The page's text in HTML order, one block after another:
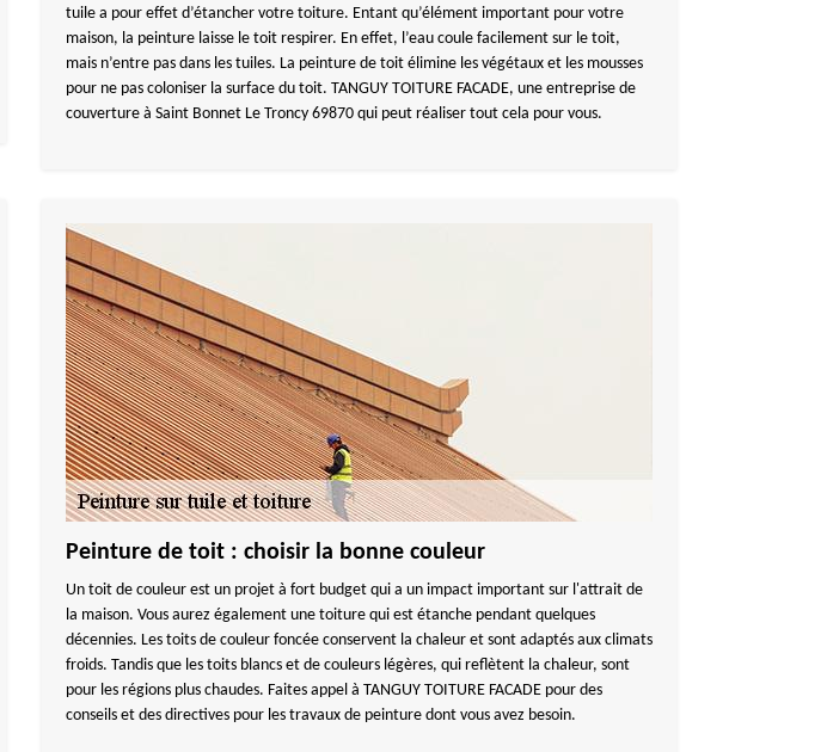
tuile a pour effet d’étancher votre toiture. Entant qu’élément important pour votre
maison, la peinture laisse le toit respirer. En effet, l’eau coule facilement sur le toit,
mais n’entre pas dans les tuiles. La peinture de toit élimine les végétaux et les mousses
pour ne pas coloniser la surface du toit. TANGUY TOITURE FACADE, une entreprise de
couverture à Saint Bonnet Le Troncy 69870 qui peut réaliser tout cela pour vous.
Peinture de toit : choisir la bonne couleur
Un toit de couleur est un projet à fort budget qui a un impact important sur l'attrait de
la maison. Vous aurez également une toiture qui est étanche pendant quelques
décennies. Les toits de couleur foncée conservent la chaleur et sont adaptés aux climats
froids. Tandis que les toits blancs et de couleurs légères, qui reflètent la chaleur, sont
pour les régions plus chaudes. Faites appel à TANGUY TOITURE FACADE pour des
conseils et des directives pour les travaux de peinture dont vous avez besoin.